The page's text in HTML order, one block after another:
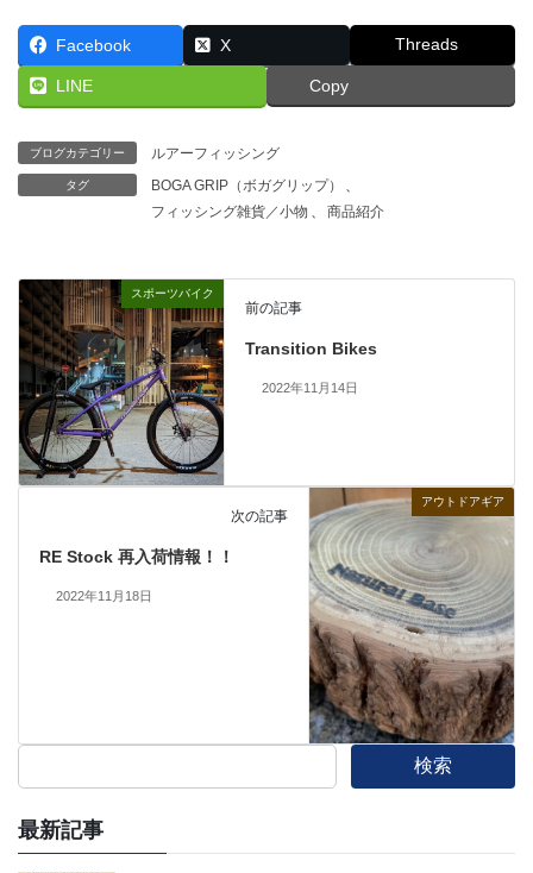
Facebook X Threads
LINE Copy
ブログカテゴリー ルアーフィッシング
タグ BOGA GRIP（ボガグリップ）
、
フィッシング雑貨／小物 、 商品紹介
スポーツバイク
前の記事
Transition Bikes
2022年11月14日
アウトドアギア
次の記事
RE Stock 再入荷情報！！
2022年11月18日
検索
最新記事